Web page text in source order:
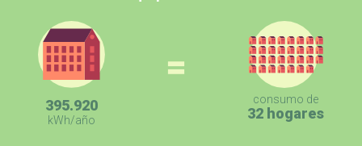
395.920
kWh/año
consumo de
32 hogares